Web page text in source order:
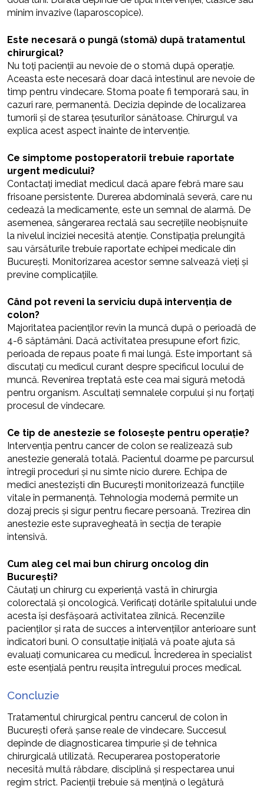
minim invazive (laparoscopice).
Este necesară o pungă (stomă) după tratamentul
chirurgical?
Nu toți pacienții au nevoie de o stomă după operație.
Aceasta este necesară doar dacă intestinul are nevoie de
timp pentru vindecare. Stoma poate fi temporară sau, în
cazuri rare, permanentă. Decizia depinde de localizarea
tumorii și de starea țesuturilor sănătoase. Chirurgul va
explica acest aspect înainte de intervenție.
Ce simptome postoperatorii trebuie raportate
urgent medicului?
Contactați imediat medicul dacă apare febră mare sau
frisoane persistente. Durerea abdominală severă, care nu
cedează la medicamente, este un semnal de alarmă. De
asemenea, sângerarea rectală sau secrețiile neobișnuite
la nivelul inciziei necesită atenție. Constipația prelungită
sau vărsăturile trebuie raportate echipei medicale din
București. Monitorizarea acestor semne salvează vieți și
previne complicațiile.
Când pot reveni la serviciu după intervenția de
colon?
Majoritatea pacienților revin la muncă după o perioadă de
4-6 săptămâni. Dacă activitatea presupune efort fizic,
perioada de repaus poate fi mai lungă. Este important să
discutați cu medicul curant despre specificul locului de
muncă. Revenirea treptată este cea mai sigură metodă
pentru organism. Ascultați semnalele corpului și nu forțați
procesul de vindecare.
Ce tip de anestezie se folosește pentru operație?
Intervenția pentru cancer de colon se realizează sub
anestezie generală totală. Pacientul doarme pe parcursul
întregii proceduri și nu simte nicio durere. Echipa de
medici anesteziști din București monitorizează funcțiile
vitale în permanență. Tehnologia modernă permite un
dozaj precis și sigur pentru fiecare persoană. Trezirea din
anestezie este supravegheată în secția de terapie
intensivă.
Cum aleg cel mai bun chirurg oncolog din
București?
Căutați un chirurg cu experiență vastă în chirurgia
colorectală și oncologică. Verificați dotările spitalului unde
acesta își desfășoară activitatea zilnică. Recenziile
pacienților și rata de succes a intervențiilor anterioare sunt
indicatori buni. O consultație inițială vă poate ajuta să
evaluați comunicarea cu medicul. Încrederea în specialist
este esențială pentru reușita întregului proces medical.
Concluzie
Tratamentul chirurgical pentru cancerul de colon în
București oferă șanse reale de vindecare. Succesul
depinde de diagnosticarea timpurie și de tehnica
chirurgicală utilizată. Recuperarea postoperatorie
necesită multă răbdare, disciplină și respectarea unui
regim strict. Pacienții trebuie să mențină o legătură